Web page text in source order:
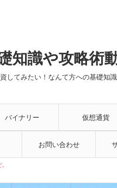
知識や攻略術
してみたい！なんて方への基礎知
バイナリー 仮想通貨
お問い合わせ